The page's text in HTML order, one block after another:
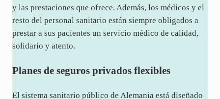
y las prestaciones que ofrece. Además, los médicos y el
resto del personal sanitario están siempre obligados a
prestar a sus pacientes un servicio médico de calidad,
solidario y atento.
Planes de seguros privados flexibles
El sistema sanitario público de Alemania está diseñado